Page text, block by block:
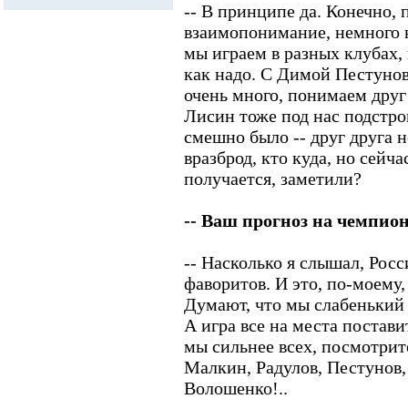
-- В принципе да. Конечно,
взаимопонимание, немного
мы играем в разных клубах,
как надо. С Димой
очень много, понимаем
Лисин тоже под нас
смешно было -- друг друга
вразброд, кто куда, но
получается, заметили?
-- Ваш прогноз на
-- Насколько я слышал,
фаворитов. И это, по-
Думают, что мы
А игра все на места
мы сильнее всех,
Малкин, Радулов,
Волошенко!..